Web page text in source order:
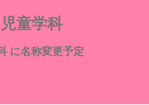
童学科
に名称変更予定